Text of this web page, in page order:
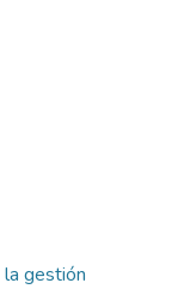
la gestión